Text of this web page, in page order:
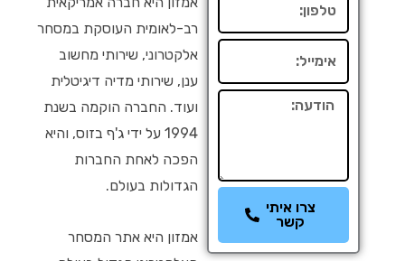
רב-לאומית העוסקת במסחר
אלקטרוני, שירותי מחשוב
ענן, שירותי מדיה דיגיטלית
ועוד. החברה הוקמה בשנת
1994 על ידי ג'ף בזוס, והיא
הפכה לאחת החברות
הגדולות בעולם.
אמזון היא אתר המסחר
הודעה
צרו איתי
קשר